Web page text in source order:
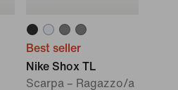
Best seller
Nike Shox TL
Scarpa – Ragazzo/a